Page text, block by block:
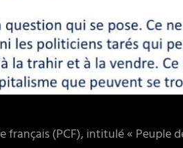
(PCF), intitulé « Peuple